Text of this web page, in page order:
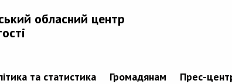
обласний центр
та статистика Громадянам Прес-